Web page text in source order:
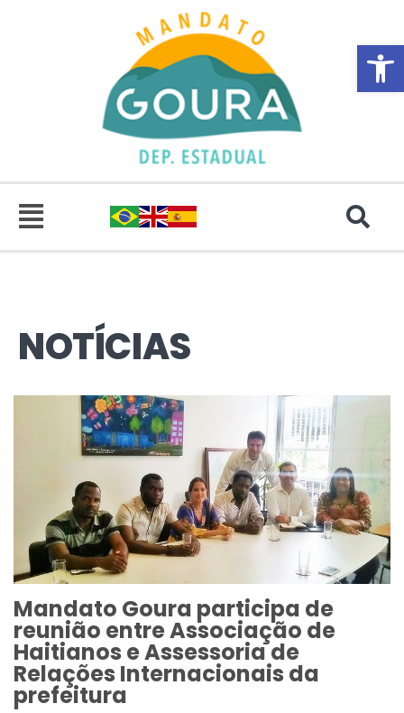
Abrir
NOTÍCIAS
Mandato Goura participa de
reunião entre Associação de
Haitianos e Assessoria de
Relações Internacionais da
prefeitura